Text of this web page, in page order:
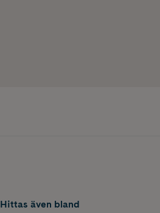
Hittas även bland